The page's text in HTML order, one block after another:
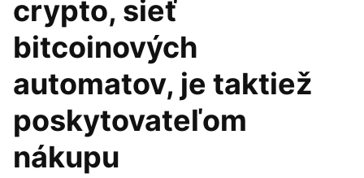
crypto, sieť
bitcoinových
automatov, je taktiež
poskytovateľom
nákupu